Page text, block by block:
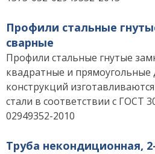
Профили стальные
сварные
Профили стальные гнутые
квадратные и прямоугольные
конструкций
стали в соответствии с ГОСТ
02949352-2010
Труба некондиционная,